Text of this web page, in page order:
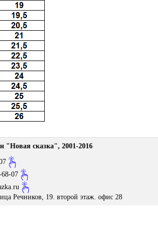
"Новая сказка", 2001-2016
07
Речников, 19. второй этаж. офис 28